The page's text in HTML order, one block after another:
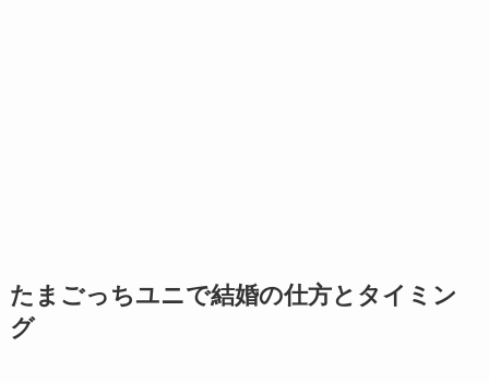
たまごっちユニで結婚の仕方とタイミン
グ